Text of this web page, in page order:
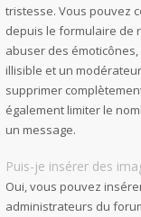
tristesse. Vous pouvez
depuis le formulaire de
abuser des
illisible et un
supprimer
également limiter le
un message.
Puis-je insérer des
Oui, vous pouvez
administrateurs du